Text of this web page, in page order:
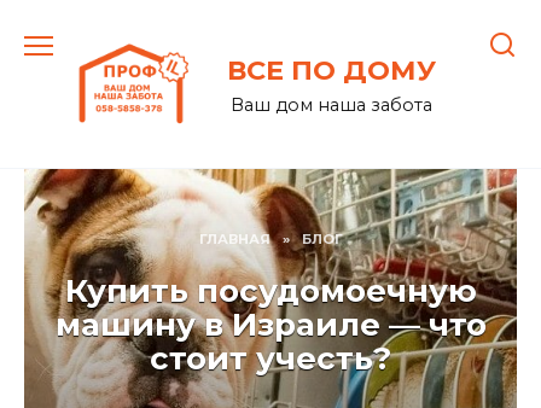
содержанию
ВСЕ ПО ДОМУ
Ваш дом наша забота
ГЛАВНАЯ » БЛОГ
Купить посудомоечную
машину в Израиле — что
стоит учесть?